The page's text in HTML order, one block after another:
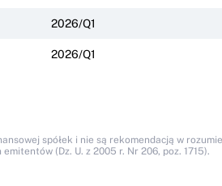
2026/Q1
2026/Q1
spółek i nie są rekomendacją w
(Dz. U. z 2005 r. Nr 206, poz. 1715).